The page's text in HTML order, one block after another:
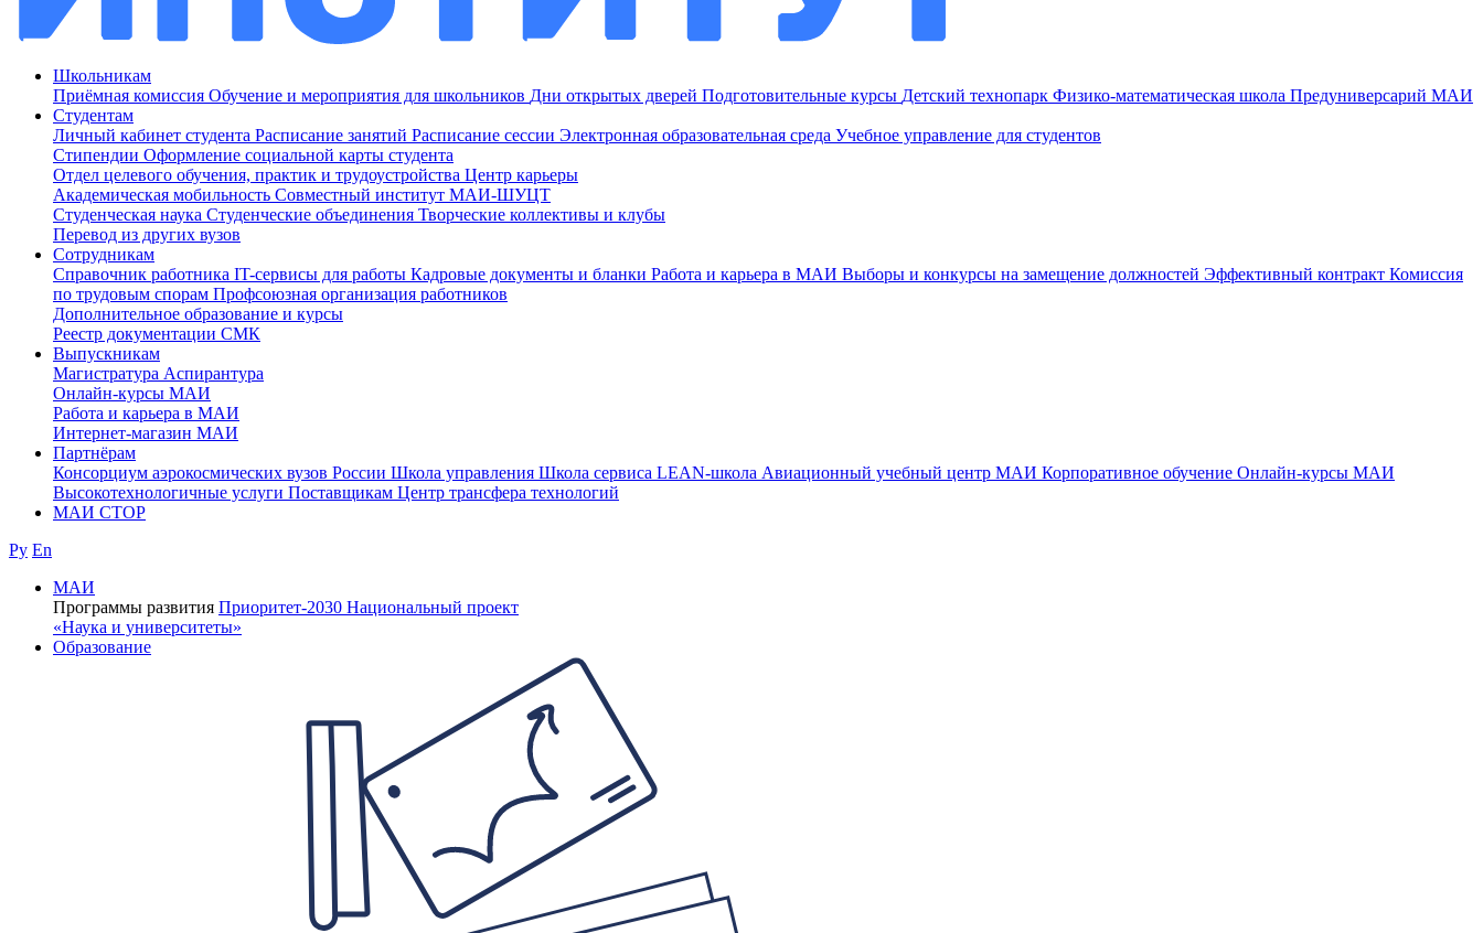
Школьникам
Приёмная комиссия Обучение и мероприятия для школьников Дни открытых дверей Подготовительные курсы Детский технопарк Физико-математическая школа Предуниверсарий МАИ
Студентам
Личный кабинет студента Расписание занятий Расписание сессии Электронная образовательная среда Учебное управление для студентов
Стипендии Оформление социальной карты студента
Отдел целевого обучения, практик и трудоустройства Центр карьеры
Академическая мобильность Совместный институт МАИ-ШУЦТ
Студенческая наука Студенческие объединения Творческие коллективы и клубы
Перевод из других вузов
Сотрудникам
Cправочник работника IT-сервисы для работы Кадровые документы и бланки Работа и карьера в МАИ Выборы и конкурсы на замещение должностей Эффективный контракт Комиссия
по трудовым спорам Профсоюзная организация работников
Дополнительное образование и курсы
Реестр документации СМК
Выпускникам
Магистратура Аспирантура
Онлайн-курсы МАИ
Работа и карьера в МАИ
Интернет-магазин МАИ
Партнёрам
Консорциум аэрокосмических вузов России Школа управления Школа сервиса LEAN-школа Авиационный учебный центр МАИ Корпоративное обучение Онлайн-курсы МАИ
Высокотехнологичные услуги Поставщикам Центр трансфера технологий
МАИ СТОР
Ру En
МАИ
Программы развития Приоритет-2030 Национальный проект
«Наука и университеты»
Образование